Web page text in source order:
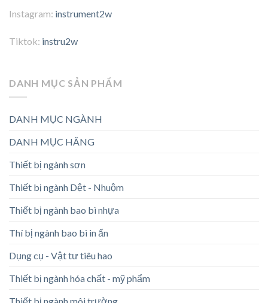
Instagram: instrument2w
Tiktok: instru2w
DANH MỤC SẢN PHẨM
DANH MỤC NGÀNH
DANH MỤC HÃNG
Thiết bị ngành sơn
Thiết bị ngành Dệt - Nhuộm
Thiết bị ngành bao bì nhựa
Thí bị ngành bao bì in ấn
Dụng cụ - Vật tư tiêu hao
Thiết bị ngành hóa chất - mỹ phẩm